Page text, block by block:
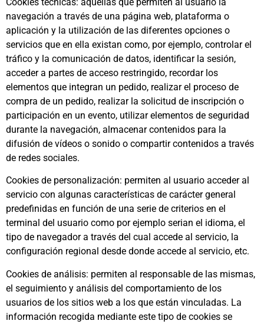
navegación a través de una página web, plataforma o
aplicación y la utilización de las diferentes opciones o
servicios que en ella existan como, por ejemplo, controlar el
tráfico y la comunicación de datos, identificar la sesión,
acceder a partes de acceso restringido, recordar los
elementos que integran un pedido, realizar el proceso de
compra de un pedido, realizar la solicitud de inscripción o
participación en un evento, utilizar elementos de seguridad
durante la navegación, almacenar contenidos para la
difusión de vídeos o sonido o compartir contenidos a través
de redes sociales.
Cookies de personalización: permiten al usuario acceder al
servicio con algunas características de carácter general
predefinidas en función de una serie de criterios en el
terminal del usuario como por ejemplo serian el idioma, el
tipo de navegador a través del cual accede al servicio, la
configuración regional desde donde accede al servicio, etc.
Cookies de análisis: permiten al responsable de las mismas,
el seguimiento y análisis del comportamiento de los
usuarios de los sitios web a los que están vinculadas. La
información recogida mediante este tipo de cookies se